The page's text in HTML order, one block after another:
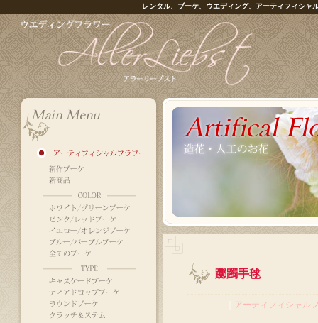
レンタル、ブーケ、ウエディング、アーティフィシャ
躑躅手毬
アーティフィシャル